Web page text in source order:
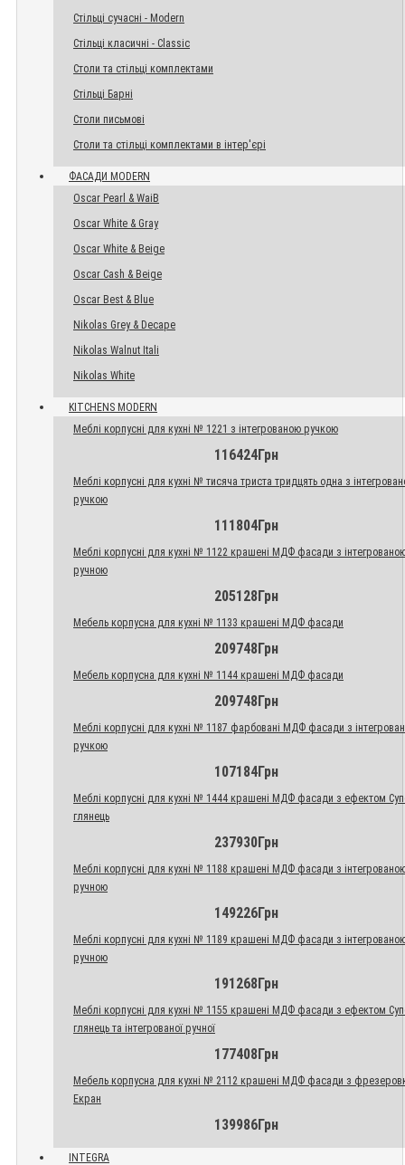
Стільці сучасні - Modern
Стільці класичні - Classic
Столи та стільці комплектами
Стільці Барні
Столи письмові
Столи та стільці комплектами в інтер'єрі
ФАСАДИ MODERN
Oscar Pearl & WaiB
Oscar White & Gray
Oscar White & Beige
Oscar Cash & Beige
Oscar Best & Blue
Nikolas Grey & Decape
Nikolas Walnut Itali
Nikolas White
KITCHENS MODERN
Меблі корпусні для кухні № 1221 з інтегрованою ручкою
116424Грн
Меблі корпусні для кухні № тисяча триста тридцять одна з
ручкою
111804Грн
Меблі корпусні для кухні № 1122 крашені МДФ фасади з
ручною
205128Грн
Мебель корпусна для кухні № 1133 крашені МДФ фасади
209748Грн
Мебель корпусна для кухні № 1144 крашені МДФ фасади
209748Грн
Меблі корпусні для кухні № 1187 фарбовані МДФ фасади з
ручкою
107184Грн
Меблі корпусні для кухні № 1444 крашені МДФ фасади з ефектом
глянець
237930Грн
Меблі корпусні для кухні № 1188 крашені МДФ фасади з
ручною
149226Грн
Меблі корпусні для кухні № 1189 крашені МДФ фасади з
ручною
191268Грн
Меблі корпусні для кухні № 1155 крашені МДФ фасади з ефектом
глянець та інтегрованої ручної
177408Грн
Мебель корпусна для кухні № 2112 крашені МДФ фасади з
Екран
139986Грн
INTEGRA